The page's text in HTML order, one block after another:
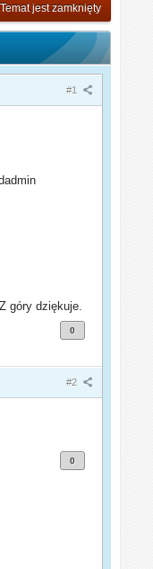
Temat jest zamknięty
#1
góry dziękuje.
0
#2
0